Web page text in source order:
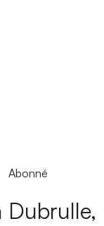
Abonné
Dubrulle,